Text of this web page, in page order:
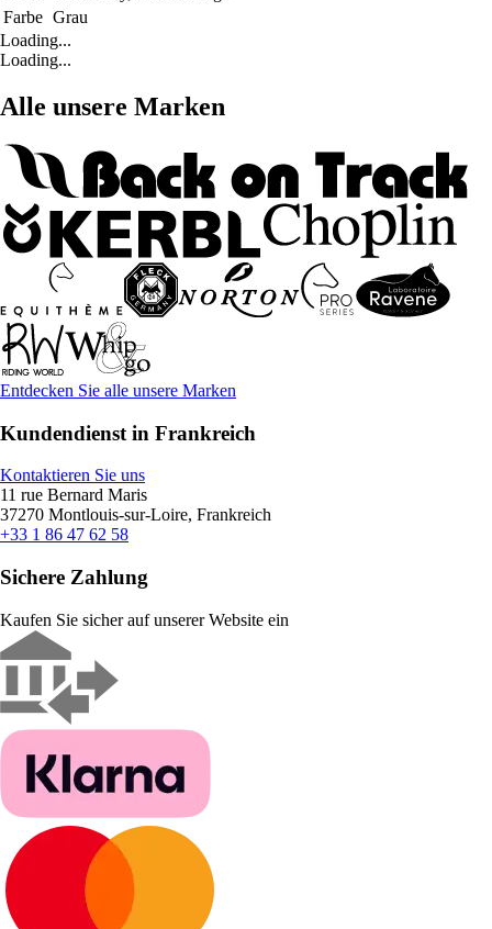
Farbe Grau
Loading...
Loading...
Alle unsere Marken
Entdecken Sie alle unsere Marken
Kundendienst in Frankreich
Kontaktieren Sie uns
11 rue Bernard Maris
37270 Montlouis-sur-Loire, Frankreich
+33 1 86 47 62 58
Sichere Zahlung
Kaufen Sie sicher auf unserer Website ein